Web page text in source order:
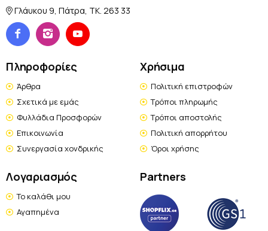
Γλάυκου 9, Πάτρα, TK. 263 33
Πληροφορίες
Άρθρα
Σχετικά με εμάς
Φυλλάδια Προσφορών
Επικοινωνία
Συνεργασία χονδρικής
Χρήσιμα
Πολιτική επιστροφών
Τρόποι πληρωμής
Τρόποι αποστολής
Πολιτική απορρήτου
Όροι χρήσης
Λογαριασμός
Το καλάθι μου
Αγαπημένα
Partners